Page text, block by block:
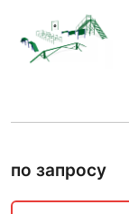
по запросу